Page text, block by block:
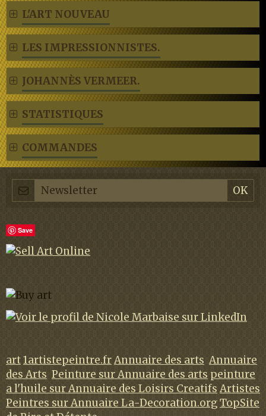
L'ART NOUVEAU
LES IMPRESSIONNISTES.
JOHANNÈS VERMEER.
STATISTIQUES
COMMANDES
Save
art1artistepeintre.frAnnuaire des arts Annuaire
des Arts Peinture sur Annuaire des arts peinture
a l'huile sur Annuaire des Loisirs Creatifs Artistes
Peintres sur Annuaire La-Decoration.orgTopSite